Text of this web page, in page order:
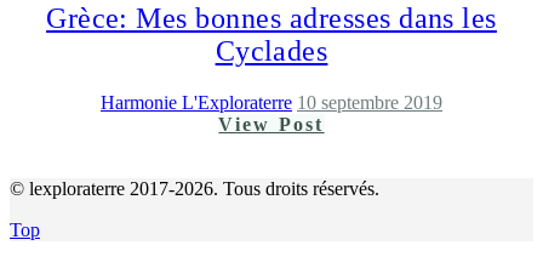
Grèce: Mes bonnes adresses dans les
Cyclades
Harmonie L'Exploraterre 10 septembre 2019
View Post
© lexploraterre 2017-2026. Tous droits réservés.
Top